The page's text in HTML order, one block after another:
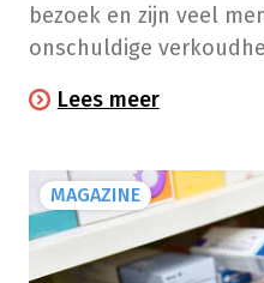
bezoek en zijn veel
onschuldige
beter om jouw
en water of thee te
pas wanneer je arts
en deze
Lees meer
MAGAZINE